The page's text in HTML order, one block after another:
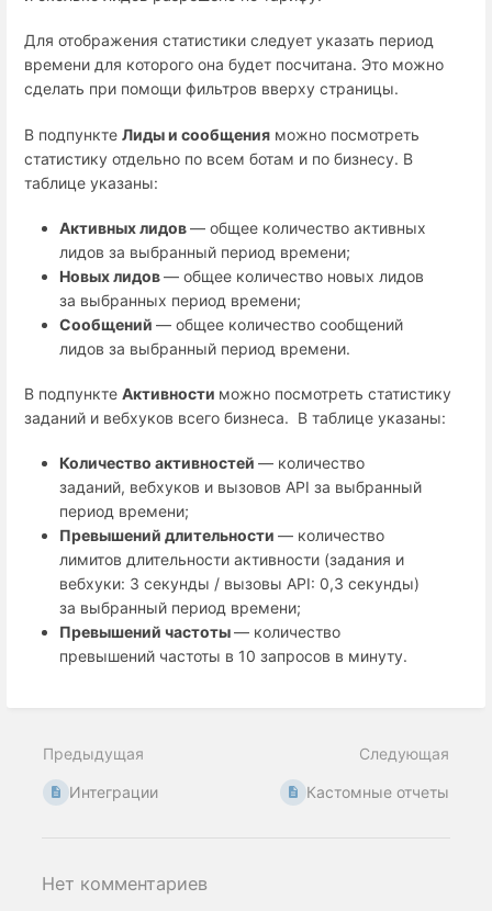
Для отображения статистики следует указать период
времени для которого она будет посчитана. Это можно
сделать при помощи фильтров вверху страницы.
В подпункте Лиды и сообщения можно посмотреть
статистику отдельно по всем ботам и по бизнесу. В
таблице указаны:
Активных лидов— общее количество активных
лидов за выбранный период времени;
Новых лидов— общее количество новых лидов
за выбранных период времени;
Сообщений — общее количество сообщений
лидов за выбранный период времени.
В подпункте Активности можно посмотреть статистику
заданий и вебхуков всего бизнеса. В таблице указаны:
Количество активностей — количество
заданий, вебхуков и вызовов API за выбранный
период времени;
Превышений длительности — количество
лимитов длительности активности (задания и
вебхуки: 3 секунды / вызовы API: 0,3 секунды)
за выбранный период времени;
Превышений частоты— количество
превышений частоты в 10 запросов в минуту.
Предыдущая
Интеграции
Следующая
Кастомные отчеты
Нет комментариев